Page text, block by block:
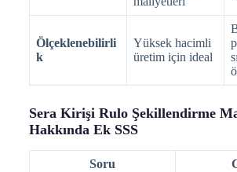
Ölçeklenebilirli
k
Yüksek hacimli
üretim için ideal
Sera Kirişi Rulo Şekillendirme
Hakkında Ek SSS
Soru